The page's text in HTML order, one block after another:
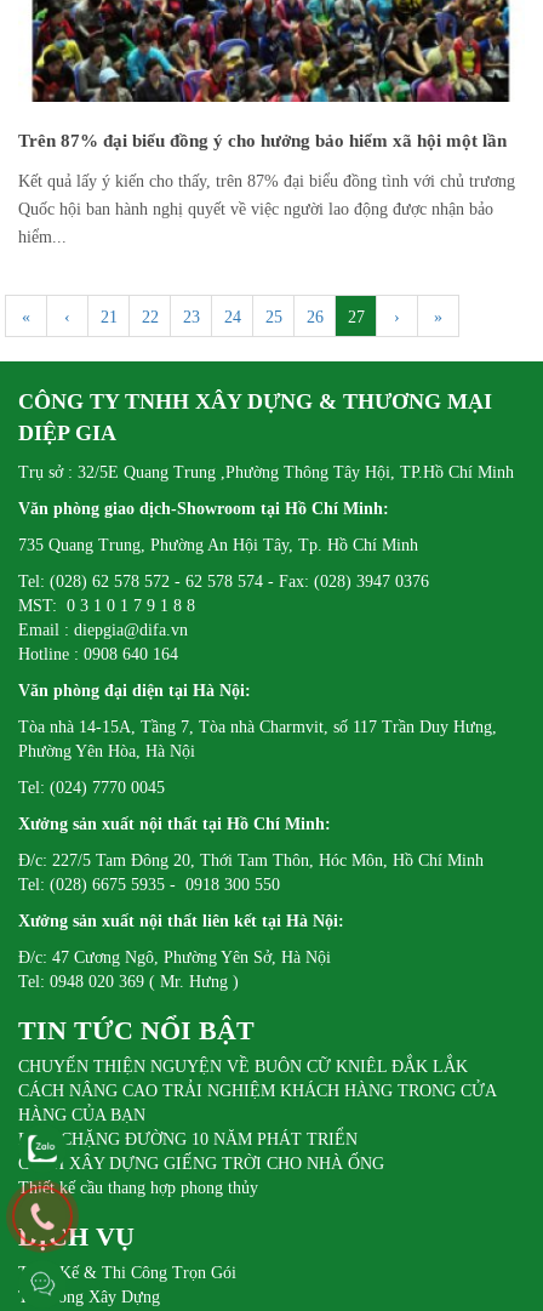
Trên 87% đại biểu đồng ý cho hưởng bảo hiểm xã hội một lần
Kết quả lấy ý kiến cho thấy, trên 87% đại biểu đồng tình với chủ trương
Quốc hội ban hành nghị quyết về việc người lao động được nhận bảo
hiểm...
« ‹ 21 22 23 24 25 26 27 › »
CÔNG TY TNHH XÂY DỰNG & THƯƠNG MẠI
DIỆP GIA
Trụ sở : 32/5E Quang Trung ,Phường Thông Tây Hội, TP.Hồ Chí Minh
Văn phòng giao dịch-Showroom tại Hồ Chí Minh:
735 Quang Trung, Phường An Hội Tây, Tp. Hồ Chí Minh
Tel: (028) 62 578 572 - 62 578 574 - Fax: (028) 3947 0376
MST: 0 3 1 0 1 7 9 1 8 8
Email : diepgia@difa.vn
Hotline : 0908 640 164
Văn phòng đại diện tại Hà Nội:
Tòa nhà 14-15A, Tầng 7, Tòa nhà Charmvit, số 117 Trần Duy Hưng,
Phường Yên Hòa, Hà Nội
Tel: (024) 7770 0045
Xưởng sản xuất nội thất tại Hồ Chí Minh:
Đ/c: 227/5 Tam Đông 20, Thới Tam Thôn, Hóc Môn, Hồ Chí Minh
Tel: (028) 6675 5935 - 0918 300 550
Xưởng sản xuất nội thất liên kết tại Hà Nội:
Đ/c: 47 Cương Ngô, Phường Yên Sở, Hà Nội
Tel: 0948 020 369 ( Mr. Hưng )
TIN TỨC NỔI BẬT
CHUYẾN THIỆN NGUYỆN VỀ BUÔN CỮ KNIÊL ĐẮK LẮK
CÁCH NÂNG CAO TRẢI NGHIỆM KHÁCH HÀNG TRONG CỬA
HÀNG CỦA BẠN
DIFA CHẶNG ĐƯỜNG 10 NĂM PHÁT TRIỂN
CÁCH XÂY DỰNG GIẾNG TRỜI CHO NHÀ ỐNG
Thiết kế cầu thang hợp phong thủy
DỊCH VỤ
Thiết Kế & Thi Công Trọn Gói
Thi Công Xây Dựng